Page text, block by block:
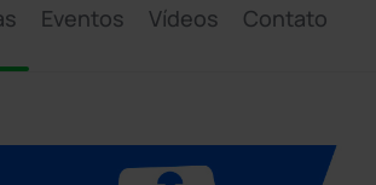
Eventos Vídeos Contato